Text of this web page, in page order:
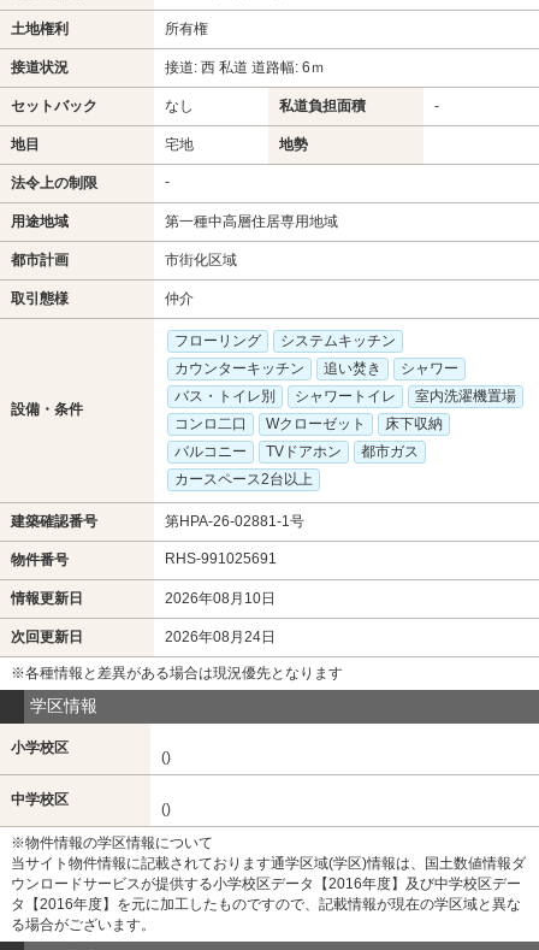
土地権利 所有権
接道状況 接道: 西 私道 道路幅: 6ｍ
セットバック なし 私道負担面積 -
地目 宅地 地勢
法令上の制限 -
用途地域 第一種中高層住居専用地域
都市計画 市街化区域
取引態様 仲介
設備・条件
フローリング
システムキッチン
カウンターキッチン
追い焚き
シャワー
バス・トイレ別
シャワートイレ
室内洗濯機置場
コンロ二口
Wクローゼット
床下収納
バルコニー
TVドアホン
都市ガス
カースペース2台以上
建築確認番号 第HPA-26-02881-1号
物件番号 RHS-991025691
情報更新日 2026年08月10日
次回更新日 2026年08月24日
※各種情報と差異がある場合は現況優先となります
学区情報
小学校区
()
中学校区
()
※物件情報の学区情報について
当サイト物件情報に記載されております通学区域(学区)情報は、国土数値情報ダ
ウンロードサービスが提供する小学校区データ【2016年度】及び中学校区デー
タ【2016年度】を元に加工したものですので、記載情報が現在の学区域と異な
る場合がございます。